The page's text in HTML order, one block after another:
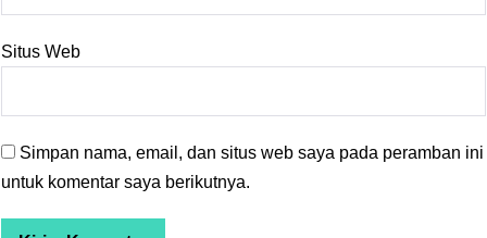
Situs Web
Simpan nama, email, dan situs web saya pada peramban ini
untuk komentar saya berikutnya.